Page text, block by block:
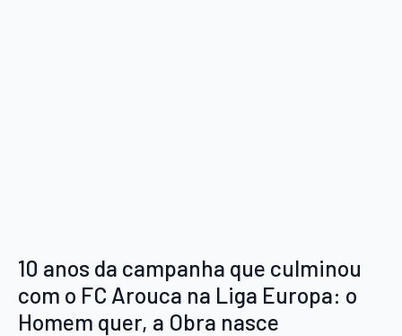
10 anos da campanha que culminou
com o FC Arouca na Liga Europa: o
Homem quer, a Obra nasce